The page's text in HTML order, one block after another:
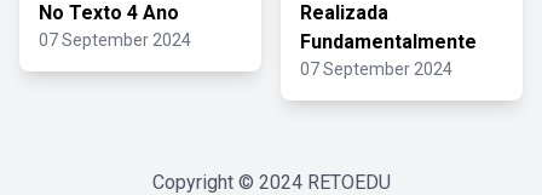
No Texto 4 Ano
07 September 2024
Realizada
Fundamentalmente
07 September 2024
Copyright © 2024 RETOEDU